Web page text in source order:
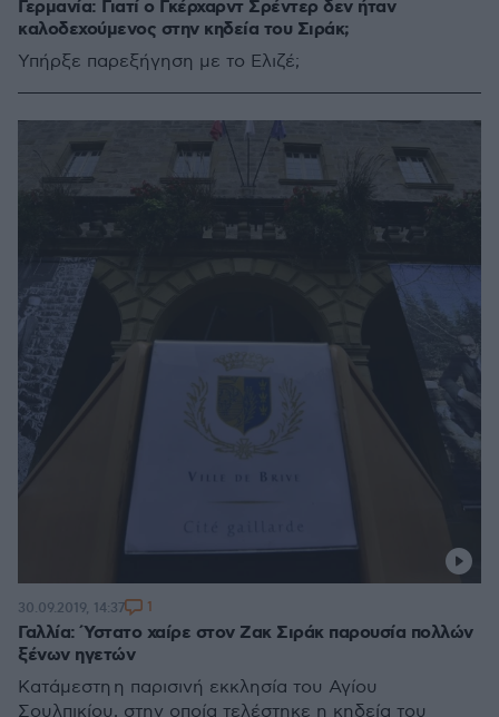
Γερμανία: Γιατί ο Γκέρχαρντ Σρέντερ δεν ήταν
καλοδεχούμενος στην κηδεία του Σιράκ;
Υπήρξε παρεξήγηση με το Ελιζέ;
Γαλλία: Ύστατο χαίρε στον Ζακ Σιράκ παρουσία πολλών
ξένων ηγετών
Κατάμεστη η παρισινή εκκλησία του Αγίου
Σουλπικίου, στην οποία τελέστηκε η κηδεία του
30.09.2019, 14:37 1